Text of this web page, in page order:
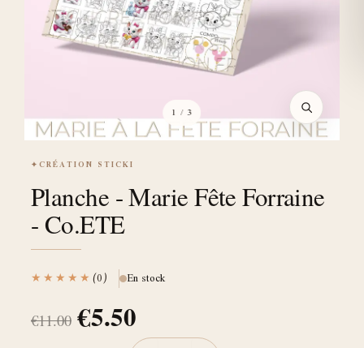
1 / 3
✦CRÉATION STICKI
Planche - Marie Fête Forraine
- Co.ETE
★★★★★(0) En stock
€11.00 €5.50